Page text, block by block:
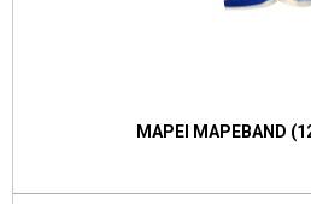
MAPEI MAPEBAND